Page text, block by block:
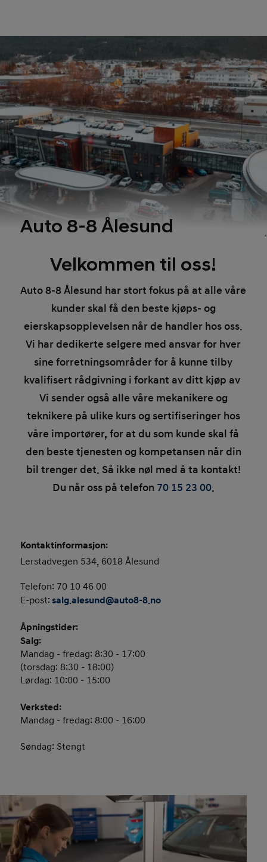
Auto 8-8 Ålesund
Velkommen til oss!
Auto 8-8 Ålesund har stort fokus på at alle våre
kunder skal få den beste kjøps- og
eierskapsopplevelsen når de handler hos oss.
Vi har dedikerte selgere med ansvar for hver
sine forretningsområder for å kunne tilby
kvalifisert rådgivning i forkant av ditt kjøp av
Vi sender også alle våre mekanikere og
teknikere på ulike kurs og sertifiseringer hos
våre importører, for at du som kunde skal få
den beste tjenesten og kompetansen når din
bil trenger det. Så ikke nøl med å ta kontakt!
Du når oss på telefon 70 15 23 00.
Kontaktinformasjon:
Lerstadvegen 534, 6018 Ålesund
Telefon: 70 10 46 00
E-post: salg.alesund@auto8-8.no
Åpningstider:
Salg:
Mandag - fredag: 8:30 - 17:00
(torsdag: 8:30 - 18:00)
Lørdag: 10:00 - 15:00
Verksted:
Mandag - fredag: 8:00 - 16:00
Søndag: Stengt